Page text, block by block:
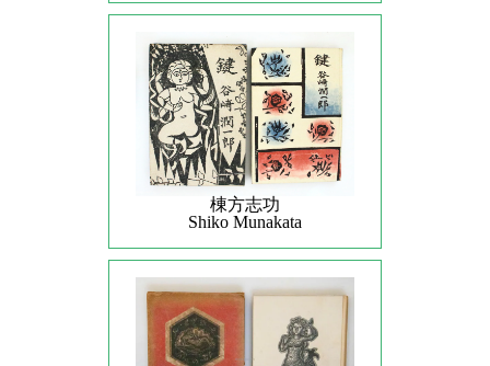
棟方志功
Shiko Munakata